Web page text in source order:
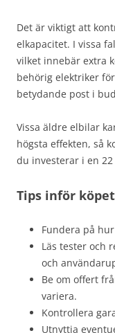
Det är viktigt att
elkapacitet. I vissa
vilket innebär extra
behörig elektriker
betydande post i
Vissa äldre elbilar
högsta effekten, så
du investerar i en 22
Tips inför köpet
Fundera på
Läs tester och
och
Be om offert
variera.
Kontrollera
Utnyttja